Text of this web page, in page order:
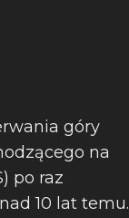
góry
na
po raz
10 lat temu.